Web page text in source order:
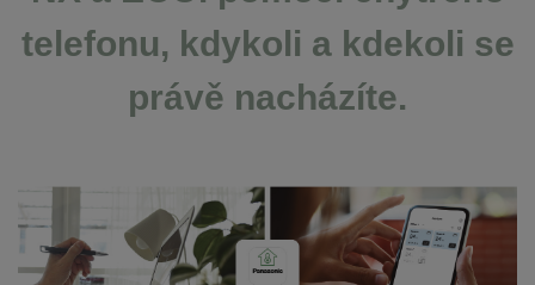
telefonu, kdykoli a kdekoli se
právě nacházíte.